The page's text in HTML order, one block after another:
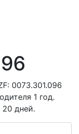
0073.301.096
1 год.
дней.